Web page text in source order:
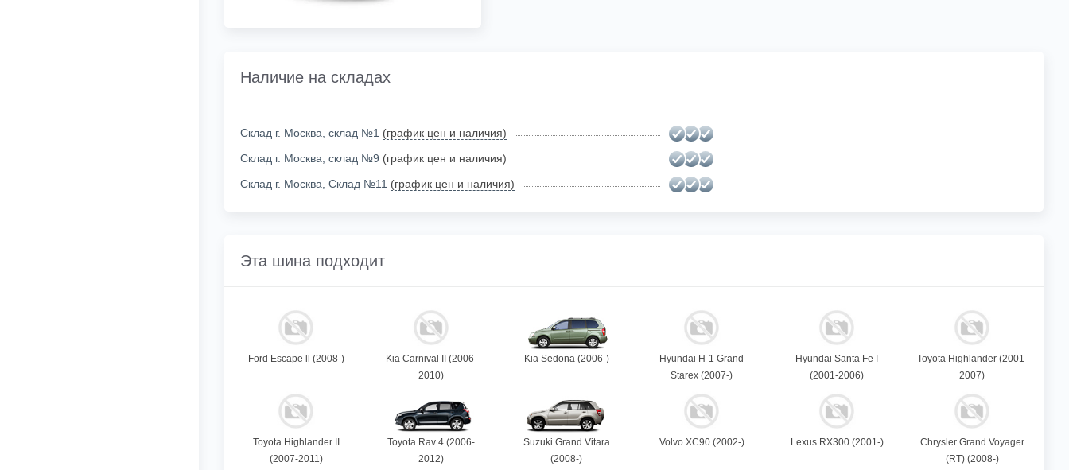
Наличие на складах
Склад г. Москва, склад №1 (график цен и наличия)
Склад г. Москва, склад №9 (график цен и наличия)
Склад г. Москва, Склад №11 (график цен и наличия)
Эта шина подходит
Ford Escape ll (2008-)
Kia Carnival II (2006-
2010)
Kia Sedona (2006-)
Hyundai H-1 Grand
Starex (2007-)
Hyundai Santa Fe I
(2001-2006)
Toyota Highlander (2001-
2007)
Toyota Highlander II
(2007-2011)
Toyota Rav 4 (2006-
2012)
Suzuki Grand Vitara
(2008-)
Volvo XC90 (2002-) Lexus RX300 (2001-)
Chrysler Grand Voyager
(RT) (2008-)